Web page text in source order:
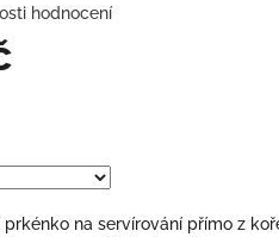
hodnocení
prkénko na servírování přímo z